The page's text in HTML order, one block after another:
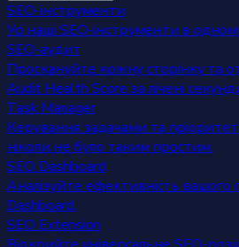
SEO-інструменти
Усі наші SEO-інструменти в
SEO-аудит
Проскануйте кожну сторінку та
Audit Health Score за лічені
Task Manager
Керування задачами та
ніколи не було таким простим.
SEO Dashboard
Аналізуйте ефективність вашого
Dashboard.
SEO Extension